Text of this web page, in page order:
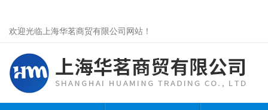
欢迎光临上海华茗商贸有限公司网站！